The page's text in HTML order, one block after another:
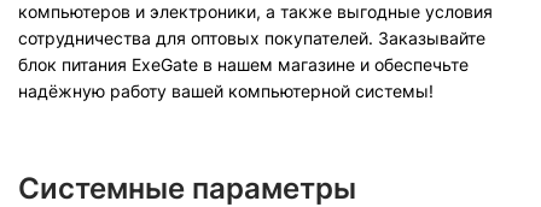
компьютеров и электроники, а также выгодные условия
сотрудничества для оптовых покупателей. Заказывайте
блок питания ExeGate в нашем магазине и обеспечьте
надёжную работу вашей компьютерной системы!
Системные параметры